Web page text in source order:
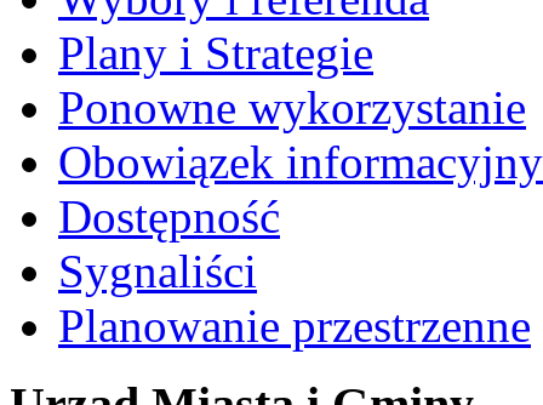
Plany i Strategie
Ponowne wykorzystanie
Obowiązek informacyjny
Dostępność
Sygnaliści
Planowanie przestrzenne